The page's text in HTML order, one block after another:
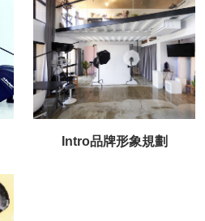
Intro品牌形象規劃